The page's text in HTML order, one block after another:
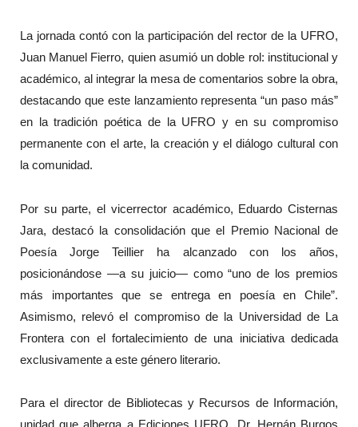
La jornada contó con la participación del rector de la UFRO,
Juan Manuel Fierro, quien asumió un doble rol: institucional y
académico, al integrar la mesa de comentarios sobre la obra,
destacando que este lanzamiento representa “un paso más”
en la tradición poética de la UFRO y en su compromiso
permanente con el arte, la creación y el diálogo cultural con
la comunidad.
Por su parte, el vicerrector académico, Eduardo Cisternas
Jara, destacó la consolidación que el Premio Nacional de
Poesía Jorge Teillier ha alcanzado con los años,
posicionándose —a su juicio— como “uno de los premios
más importantes que se entrega en poesía en Chile”.
Asimismo, relevó el compromiso de la Universidad de La
Frontera con el fortalecimiento de una iniciativa dedicada
exclusivamente a este género literario.
Para el director de Bibliotecas y Recursos de Información,